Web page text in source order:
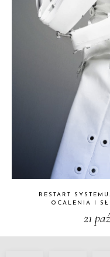
RESTART
OCALENIA I
21